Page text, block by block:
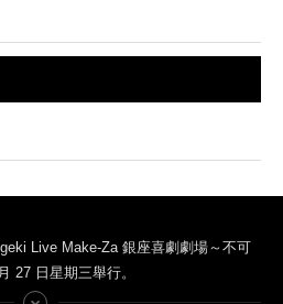
Live Make-Za 銀座喜劇劇場～不可
27 日星期三舉行。